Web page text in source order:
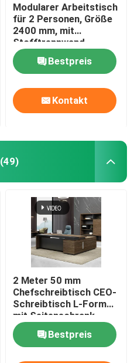
Modularer Arbeitstisch
für 2 Personen, Größe
2400 mm, mit
Stofftrennwand
Bestpreis
Kontakt
(49)
2 Meter 50 mm
Chefschreibtisch CEO-
Schreibtisch L-Form
mit Seitenschrank
Bestpreis